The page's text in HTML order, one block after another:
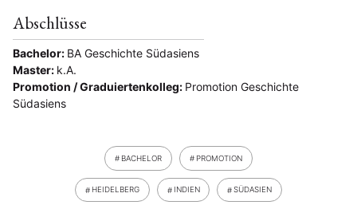
Abschlüsse
Bachelor: BA Geschichte Südasiens
Master: k.A.
Promotion / Graduiertenkolleg: Promotion Geschichte
Südasiens
BACHELOR PROMOTION
HEIDELBERG INDIEN SÜDASIEN